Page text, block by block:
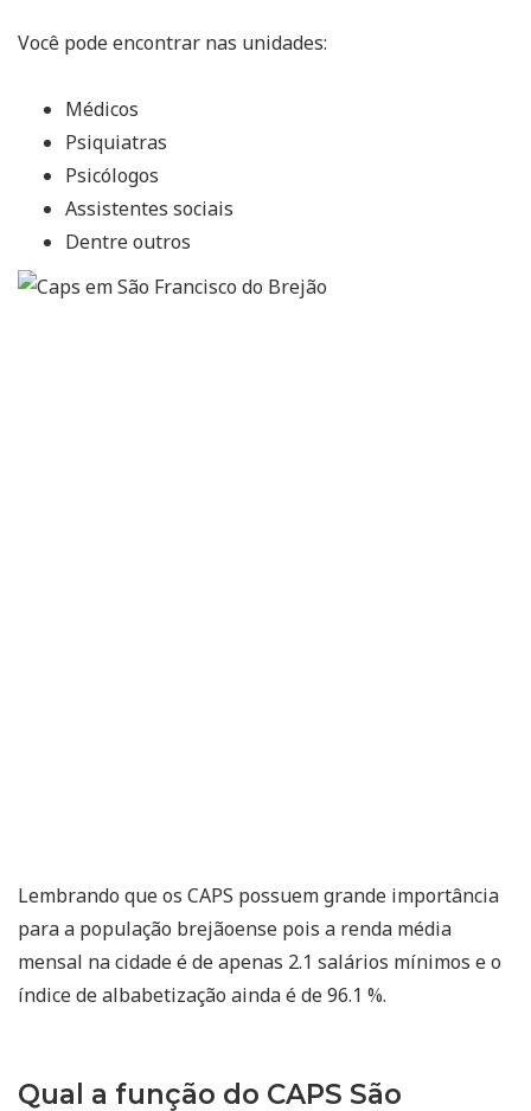
Você pode encontrar nas unidades:
Médicos
Psiquiatras
Psicólogos
Assistentes sociais
Dentre outros
Lembrando que os CAPS possuem grande importância
para a população brejãoense pois a renda média
mensal na cidade é de apenas 2.1 salários mínimos e o
índice de albabetização ainda é de 96.1 %.
Qual a função do CAPS São